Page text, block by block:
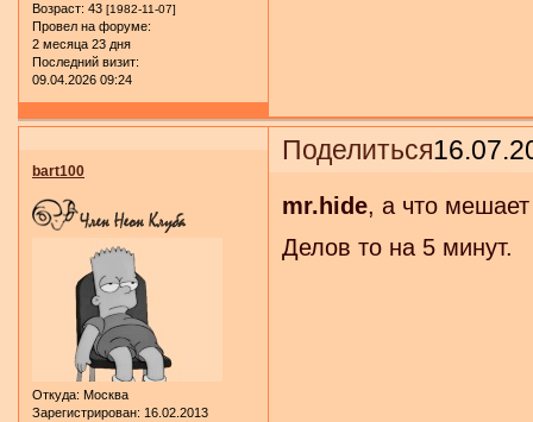
Возраст: 43 [1982-11-07]
Провел на форуме:
2 месяца 23 дня
Последний визит:
09.04.2026 09:24
Поделиться
bart100
Откуда: Москва
Зарегистрирован: 16.02.2013
mr.hide, а что
Делов то на 5 минут.